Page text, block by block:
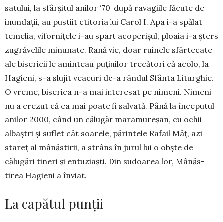
satului, la sfâr­șitul anilor ‘70, după ravagiile făcute de
inundații, au pustiit cti­toria lui Carol I. Apa i-a spălat
temelia, viforni­țele i-au spart aco­perișul, ploaia i-a șters
zugrăvelile minu­nate. Rană vie, doar ruinele sfâr­tecate
ale bisericii le aminteau puținilor trecători că acolo, la
Hagieni, s-a slujit vea­curi de-a rândul Sfân­ta Litur­ghie.
O vreme, biserica n-a mai intere­sat pe nimeni. Nimeni
nu a crezut că ea mai poate fi salvată. Până la în­ceputul
anilor 2000, când un călugăr maramu­reșan, cu ochii
albaștri și suflet cât soarele, părintele Ra­fail Mâț, azi
stareț al mânăstirii, a strâns în jurul lui o obște de
călugări tineri și entu­ziaști. Din su­doarea lor, Mânăs­
tirea Hagieni a în­viat.
La capătul punții